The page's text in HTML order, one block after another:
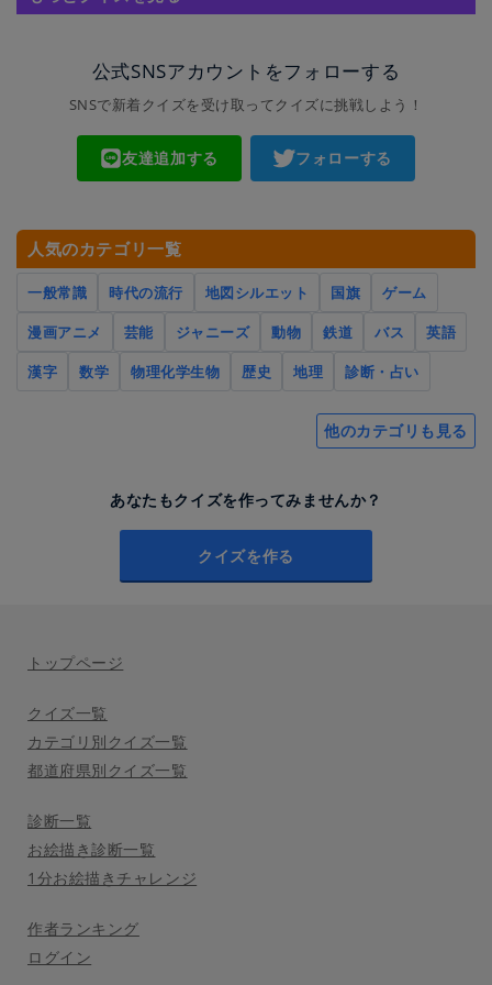
公式SNSアカウントをフォローする
SNSで新着クイズを受け取ってクイズに挑戦しよう！
友達追加する フォローする
人気のカテゴリ一覧
一般常識 時代の流行 地図シルエット 国旗
ゲーム
漫画アニメ
芸能 ジャニーズ 動物 鉄道 バス
英語
漢字
数学 物理化学生物 歴史 地理 診断・占い
他のカテゴリも見る
あなたもクイズを作ってみませんか？
クイズを作る
トップページ
クイズ一覧
カテゴリ別クイズ一覧
都道府県別クイズ一覧
診断一覧
お絵描き診断一覧
1分お絵描きチャレンジ
作者ランキング
ログイン